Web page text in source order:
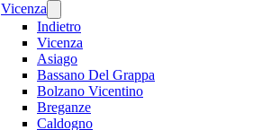
Vicenza
Indietro
Vicenza
Asiago
Bassano Del Grappa
Bolzano Vicentino
Breganze
Caldogno